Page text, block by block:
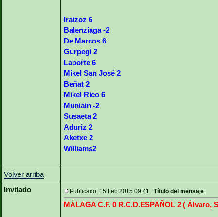
Iraizoz 6
Balenziaga -2
De Marcos 6
Gurpegi 2
Laporte 6
Mikel San José 2
Beñat 2
Mikel Rico 6
Muniain -2
Susaeta 2
Aduriz 2
Aketxe 2
Williams2
Volver arriba
Invitado
Publicado: 15 Feb 2015 09:41 Título del mensaje:
MÁLAGA C.F. 0 R.C.D.ESPAÑOL 2 ( Álvaro,